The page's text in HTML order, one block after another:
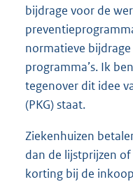
bijdrage voor de
normatieve
programma’s. Ik
tegenover dit idee
(PKG) staat.
Ziekenhuizen
dan de lijstprijzen
korting bij de